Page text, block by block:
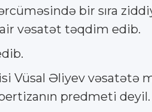
bir sıra
vəsatət təqdim edib.
Vüsal Əliyev
predmeti